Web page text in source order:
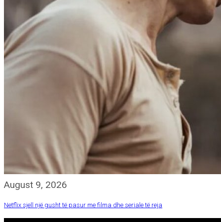
August 9, 2026
Netflix sjell një gusht të pasur me filma dhe seriale të reja